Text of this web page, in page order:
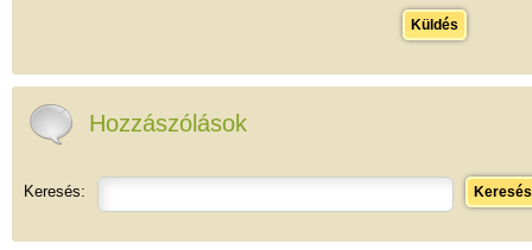
Küldés
Hozzászólások
Keresés: Keresés